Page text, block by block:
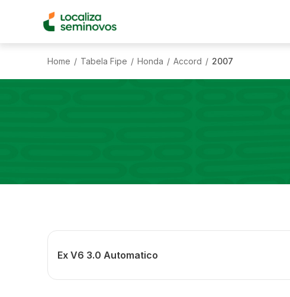
Home / Tabela Fipe / Honda / Accord / 2007
Ex V6 3.0 Automatico